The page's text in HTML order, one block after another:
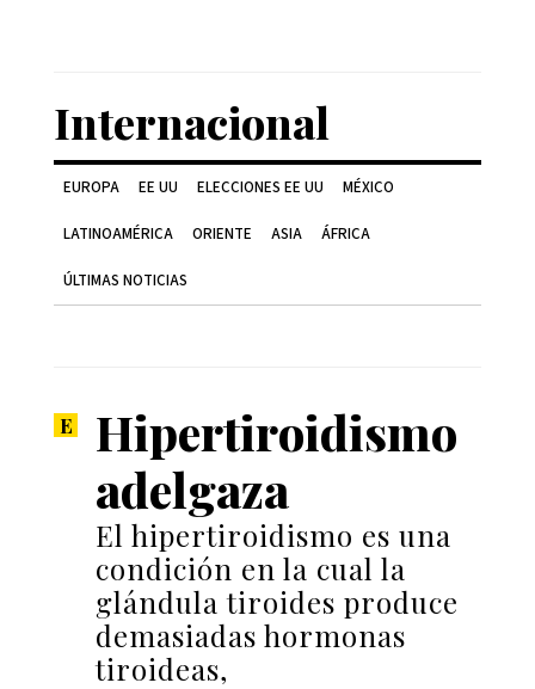
Internacional
EUROPA EE UU ELECCIONES EE UU MÉXICO
LATINOAMÉRICA ORIENTE ASIA ÁFRICA
ÚLTIMAS NOTICIAS
Hipertiroidismo
adelgaza
El hipertiroidismo es una
condición en la cual la
glándula tiroides produce
demasiadas hormonas
tiroideas,